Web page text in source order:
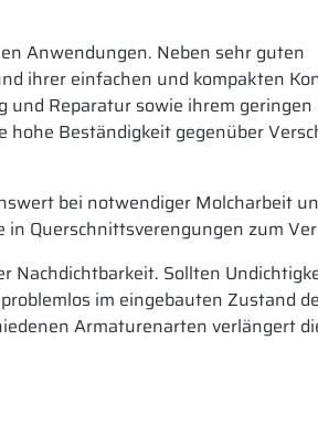
Anwendungen. Neben sehr guten
ihrer einfachen und kompakten
Reparatur sowie ihrem
hohe Beständigkeit gegenüber
bei notwendiger Molcharbeit
Querschnittsverengungen zum
Nachdichtbarkeit. Sollten
im eingebauten Zustand
Armaturenarten verlängert